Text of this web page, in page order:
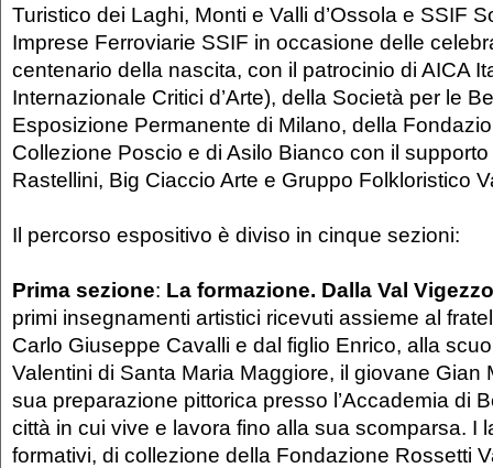
Turistico dei Laghi, Monti e Valli d’Ossola e SSIF
Imprese Ferroviarie SSIF in occasione delle
centenario della nascita, con il patrocinio di AICA
Internazionale Critici d’Arte), della Società per le
Esposizione Permanente di Milano, della
Collezione Poscio e di Asilo Bianco con il supporto
Rastellini, Big Ciaccio Arte e Gruppo Folkloristico
Il percorso espositivo è diviso in cinque sezioni:
Prima sezione: La formazione. Dalla Val
primi insegnamenti artistici ricevuti assieme al
Carlo Giuseppe Cavalli e dal figlio Enrico, alla
Valentini di Santa Maria Maggiore, il giovane Gian
sua preparazione pittorica presso l’Accademia di
città in cui vive e lavora fino alla sua scomparsa. I
formativi, di collezione della Fondazione Rossetti